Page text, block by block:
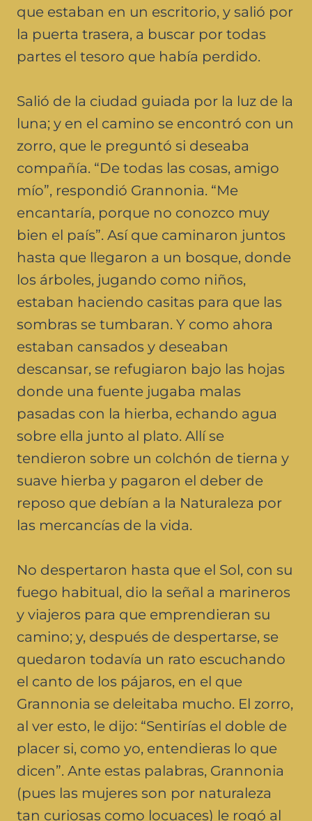
que estaban en un escritorio, y salió por
la puerta trasera, a buscar por todas
partes el tesoro que había perdido.
Salió de la ciudad guiada por la luz de la
luna; y en el camino se encontró con un
zorro, que le preguntó si deseaba
compañía. “De todas las cosas, amigo
mío”, respondió Grannonia. “Me
encantaría, porque no conozco muy
bien el país”. Así que caminaron juntos
hasta que llegaron a un bosque, donde
los árboles, jugando como niños,
estaban haciendo casitas para que las
sombras se tumbaran. Y como ahora
estaban cansados y deseaban
descansar, se refugiaron bajo las hojas
donde una fuente jugaba malas
pasadas con la hierba, echando agua
sobre ella junto al plato. Allí se
tendieron sobre un colchón de tierna y
suave hierba y pagaron el deber de
reposo que debían a la Naturaleza por
las mercancías de la vida.
No despertaron hasta que el Sol, con su
fuego habitual, dio la señal a marineros
y viajeros para que emprendieran su
camino; y, después de despertarse, se
quedaron todavía un rato escuchando
el canto de los pájaros, en el que
Grannonia se deleitaba mucho. El zorro,
al ver esto, le dijo: “Sentirías el doble de
placer si, como yo, entendieras lo que
dicen”. Ante estas palabras, Grannonia
(pues las mujeres son por naturaleza
tan curiosas como locuaces) le rogó al